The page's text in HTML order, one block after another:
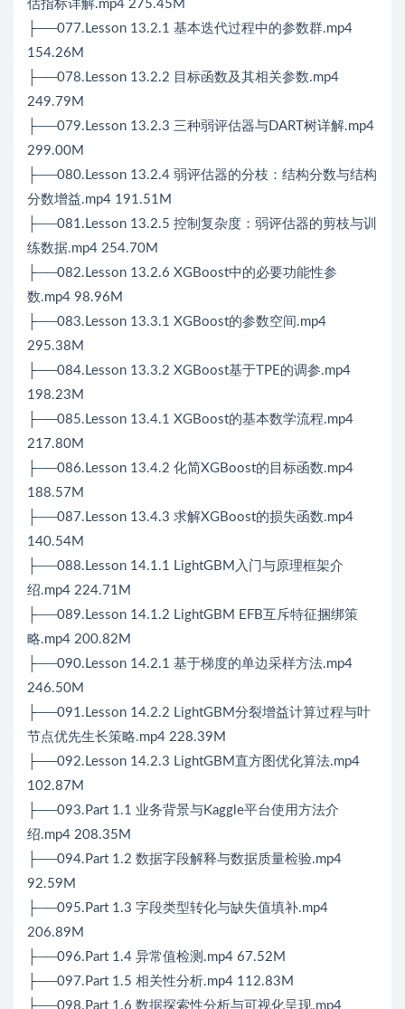
估指标详解.mp4 275.45M
├──077.Lesson 13.2.1 基本迭代过程中的参数群.mp4
154.26M
├──078.Lesson 13.2.2 目标函数及其相关参数.mp4
249.79M
├──079.Lesson 13.2.3 三种弱评估器与DART树详解.mp4
299.00M
├──080.Lesson 13.2.4 弱评估器的分枝：结构分数与结构
分数增益.mp4 191.51M
├──081.Lesson 13.2.5 控制复杂度：弱评估器的剪枝与训
练数据.mp4 254.70M
├──082.Lesson 13.2.6 XGBoost中的必要功能性参
数.mp4 98.96M
├──083.Lesson 13.3.1 XGBoost的参数空间.mp4
295.38M
├──084.Lesson 13.3.2 XGBoost基于TPE的调参.mp4
198.23M
├──085.Lesson 13.4.1 XGBoost的基本数学流程.mp4
217.80M
├──086.Lesson 13.4.2 化简XGBoost的目标函数.mp4
188.57M
├──087.Lesson 13.4.3 求解XGBoost的损失函数.mp4
140.54M
├──088.Lesson 14.1.1 LightGBM入门与原理框架介
绍.mp4 224.71M
├──089.Lesson 14.1.2 LightGBM EFB互斥特征捆绑策
略.mp4 200.82M
├──090.Lesson 14.2.1 基于梯度的单边采样方法.mp4
246.50M
├──091.Lesson 14.2.2 LightGBM分裂增益计算过程与叶
节点优先生长策略.mp4 228.39M
├──092.Lesson 14.2.3 LightGBM直方图优化算法.mp4
102.87M
├──093.Part 1.1 业务背景与Kaggle平台使用方法介
绍.mp4 208.35M
├──094.Part 1.2 数据字段解释与数据质量检验.mp4
92.59M
├──095.Part 1.3 字段类型转化与缺失值填补.mp4
206.89M
├──096.Part 1.4 异常值检测.mp4 67.52M
├──097.Part 1.5 相关性分析.mp4 112.83M
├──098.Part 1.6 数据探索性分析与可视化呈现.mp4